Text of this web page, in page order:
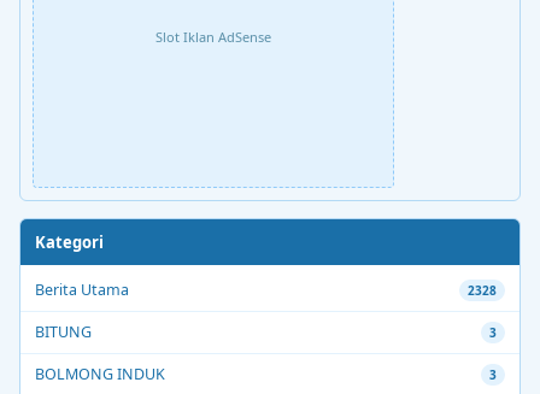
Slot Iklan AdSense
Kategori
Berita Utama 2328
BITUNG 3
BOLMONG INDUK 3